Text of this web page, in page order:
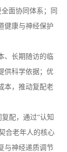
面协同体系；同
健康与神经保护
、长期随访的临
供科学依据；优
本，推动复配老
配，通过“认知
合老年人的核心
与神经递质调节